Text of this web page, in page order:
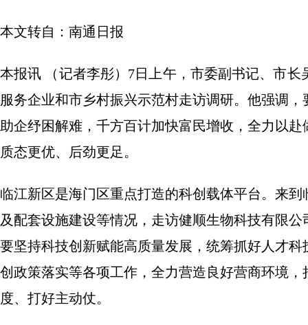
本文转自：南通日报
本报讯 （记者李彤）7日上午，市委副书记、市
服务企业和市乡村振兴示范村走访调研。他强调
助企纾困解难，千方百计加快富民增收，全力以
质态更优、后劲更足。
临江新区是海门区重点打造的科创载体平台。来
及配套设施建设等情况，走访健顺生物科技有限
要坚持科技创新赋能高质量发展，统筹抓好人才
创政策落实等各项工作，全力营造良好营商环境
度、打好主动仗。